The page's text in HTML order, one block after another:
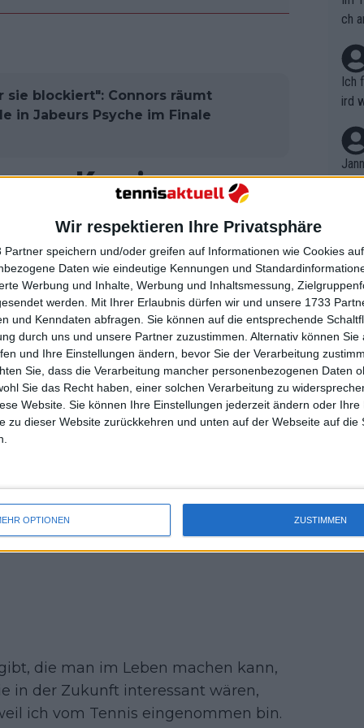
Wir respektieren Ihre Privatsphäre
Partner speichern und/oder greifen auf Informationen wie Cookies
Daten wie eindeutige Kennungen und
Werbung und Inhalte, Werbung und Inhaltsmessung,
werden. Mit Ihrer Erlaubnis dürfen wir und unsere 1733
und Kenndaten abfragen. Sie können auf die entsprechende
durch uns und unsere Partner zuzustimmen. Alternativ können Sie
und Ihre Einstellungen ändern, bevor Sie der Verarbeitung
Sie, dass die Verarbeitung mancher personenbezogenen Daten
Sie das Recht haben, einer solchen Verarbeitung zu
Website. Sie können Ihre Einstellungen jederzeit ändern oder Ihre
zu dieser Website zurückkehren und unten auf der Webseite auf die
OPTIONEN ZUSTIMMEN
sie blockiert": Connors räumt
in Jabeurs Psyche im Finale
Karriere an
Open sagte Swiatek, sie denke nicht
worüber man nachdenken
ich werde die Art von
Zeit dem Tennis den Vorrang
und Hobbys gäbe, denen sie
die man im Leben machen kann,
in der Zukunft interessant wären,
ich vom Tennis eingenommen bin.
ch
Ich
ird
r in
em
t,
B.
on
uss
mal
des
n
nt.
kel